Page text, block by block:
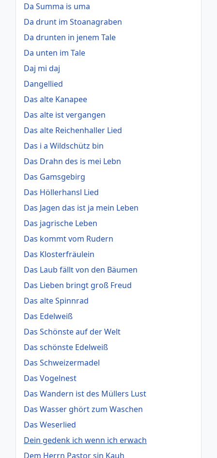
Da Summa is uma
Da drunt im Stoanagraben
Da drunten in jenem Tale
Da unten im Tale
Daj mi daj
Dangellied
Das alte Kanapee
Das alte ist vergangen
Das alte Reichenhaller Lied
Das i a Wildschütz bin
Das Drahn des is mei Lebn
Das Gamsgebirg
Das Höllerhansl Lied
Das Jagen das ist ja mein Leben
Das jagrische Leben
Das kommt vom Rudern
Das Klosterfräulein
Das Laub fällt von den Bäumen
Das Lieben bringt groß Freud
Das alte Spinnrad
Das Edelweiß
Das Schönste auf der Welt
Das schönste Edelweiß
Das Schweizermadel
Das Vogelnest
Das Wandern ist des Müllers Lust
Das Wasser ghört zum Waschen
Das Weserlied
Dein gedenk ich wenn ich erwach
Dem Herrn Pastor sin Kauh